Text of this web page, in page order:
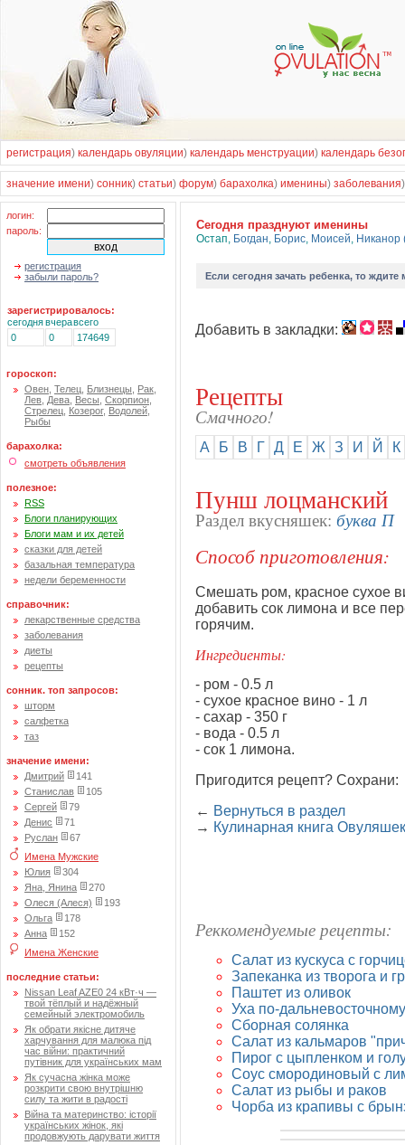
регистрация) календарь овуляции) календарь менструации) календарь
значение имени) сонник) статьи) форум) барахолка) именины) заболевания
логин:
пароль:
регистрация
забыли пароль?
зарегистрировалось:
сегоднявчеравсего
0
0 174649
гороскоп:
Овен Телец Близнецы Рак
Лев Дева Весы Скорпион
Стрелец Козерог, Водолей
Рыбы
барахолка:
смотреть объявления
полезное:
RSS
Блоги планирующих
Блоги мам и их детей
сказки для детей
базальная температура
недели беременности
справочник:
лекарственные средства
заболевания
диеты
рецепты
сонник. топ запросов:
шторм
салфетка
таз
значение имени:
Дмитрий
141
Станислав
105
Сергей
79
Денис
71
Руслан
67
Имена Мужские
Юлия
304
Яна, Янина
270
Олеся (Алеся)
193
Ольга
178
Анна
152
Имена Женские
последние статьи:
Nissan Leaf AZE0 24 кВт·ч —
твой тёплый и надёжный
семейный электромобиль
Як обрати якісне дитяче
харчування для малюка під
час війни: практичний
путівник для українських мам
Як сучасна жінка може
розкрити свою внутрішню
силу та жити в радості
Війна та материнство: історії
українських жінок, які
продовжують дарувати життя
Cегодня празднуют именины
Остап, Богдан, Борис, Моисей, Никанор
Если сегодня зачать ребенка, то
Добавить в закладки:
Рецепты
Смачного!
А Б В Г Д Е Ж З И Й К
Пунш лоцманский
Раздел вкусняшек: буква П
Способ приготовления:
Смешать ром, красное сухое
добавить сок лимона и все
горячим.
Ингредиенты:
- ром - 0.5 л
- сухое красное вино - 1 л
- сахар - 350 г
- вода - 0.5 л
- сок 1 лимона.
Пригодится рецепт? Сохрани:
← Вернуться в раздел
→ Кулинарная книга Овуляшек
Реккомендуемые рецепты:
Салат из кускуса с
Запеканка из творога и
Паштет из оливок
Уха по-
Сборная солянка
Салат из кальмаров
Пирог с цыпленком и
Соус смородиновый с
Салат из рыбы и раков
Чорба из крапивы с